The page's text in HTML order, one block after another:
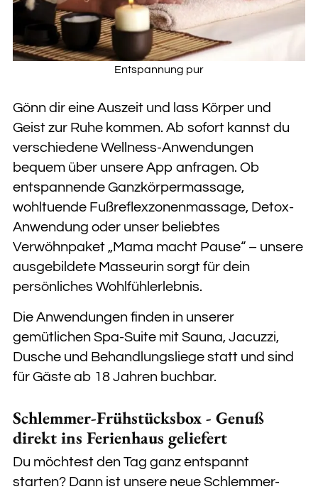
Entspannung pur
Gönn dir eine Auszeit und lass Körper und
Geist zur Ruhe kommen. Ab sofort kannst du
verschiedene Wellness-Anwendungen
bequem über unsere App anfragen. Ob
entspannende Ganzkörpermassage,
wohltuende Fußreflexzonenmassage, Detox-
Anwendung oder unser beliebtes
Verwöhnpaket „Mama macht Pause“ – unsere
ausgebildete Masseurin sorgt für dein
persönliches Wohlfühlerlebnis.
Die Anwendungen finden in unserer
gemütlichen Spa-Suite mit Sauna, Jacuzzi,
Dusche und Behandlungsliege statt und sind
für Gäste ab 18 Jahren buchbar.
Schlemmer-Frühstücksbox - Genuß
direkt ins Ferienhaus geliefert
Du möchtest den Tag ganz entspannt
starten? Dann ist unsere neue Schlemmer-